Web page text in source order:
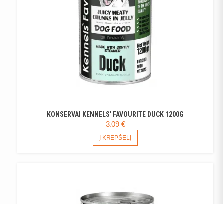
KONSERVAI KENNELS’ FAVOURITE DUCK 1200G
3.09 €
Į KREPŠELĮ